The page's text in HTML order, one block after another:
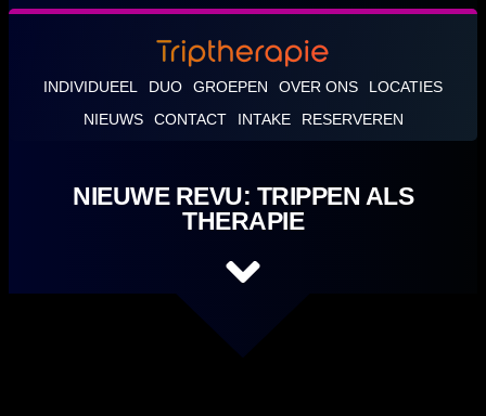
INDIVIDUEEL DUO GROEPEN OVER ONS
LOCATIES
NIEUWS
CONTACT INTAKE RESERVEREN
NIEUWE REVU: TRIPPEN ALS
THERAPIE